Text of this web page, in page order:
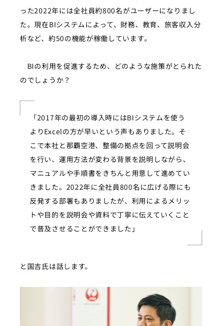
った2022年には全社員約800名がユーザーになりまし
た。現在BIシステムによって、財務、教育、旅客収入分
析など、約50の機能が稼働しています。
BIの利用を促進するため、どのような施策がとられた
のでしょうか？
「2017年の最初の導入時にはBIシステムを使う
よりExcelの方が早いという声もありました。そ
こで本社と那覇空港、整備の拠点を回って説明会
を行い、運用方法が変わる背景を説明しながら、
マニュアルや手順書をきちんと用意して進めてい
きました。2022年に全社員800名に広げる際にも
反発する部署もありましたが、利用によるメリッ
トや目的を説明会や資料で丁寧に伝えていくこと
で普及させることができました」
と国吉氏は話します。